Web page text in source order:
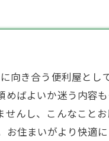
向き合う 便利屋とし
ばよいか迷う内容
んし、こんなこと
住まいがより快適